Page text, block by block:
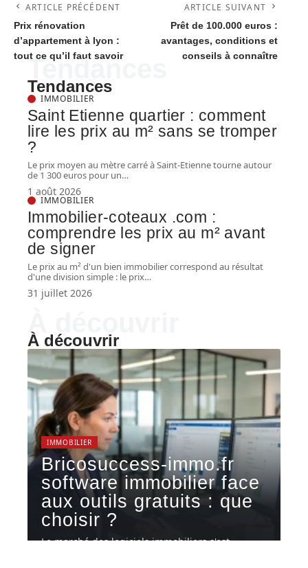
ARTICLE PRÉCÉDENT
Prix rénovation
d’appartement à lyon :
tout ce qu’il faut savoir
ARTICLE SUIVANT
Prêt de 100.000 euros :
avantages, conditions et
conseils à connaître
Tendances
Tendances
IMMOBILIER
Saint Etienne quartier : comment
lire les prix au m² sans se tromper
?
Le prix moyen au mètre carré à Saint-Etienne tourne autour
de 1 300 euros pour un…
1 août 2026
IMMOBILIER
Immobilier-coteaux .com :
comprendre les prix au m² avant
de signer
Le prix au m² d'un bien immobilier correspond au résultat
d'une division simple : le prix…
31 juillet 2026
À découvrir
IMMOBILIER
Bricosuccess-immo.fr
software immobilier face
aux outils gratuits : que
choisir ?
Le marché des logiciels immobiliers s'est